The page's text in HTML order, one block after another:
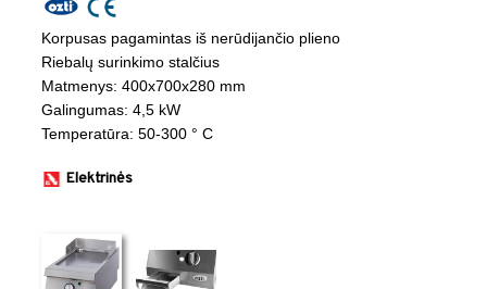
Korpusas pagamintas iš nerūdijančio plieno
Riebalų surinkimo stalčius
​Matmenys: 400x700x280 mm ​
​Galingumas: 4,5 kW ​
​Temperatūra: 50-300 ° C ​
Elektrinės